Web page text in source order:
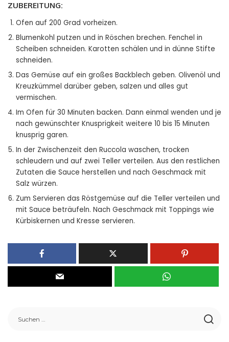
ZUBEREITUNG:
Ofen auf 200 Grad vorheizen.
Blumenkohl putzen und in Röschen brechen. Fenchel in
Scheiben schneiden. Karotten schälen und in dünne Stifte
schneiden.
Das Gemüse auf ein großes Backblech geben. Olivenöl und
Kreuzkümmel darüber geben, salzen und alles gut
vermischen.
Im Ofen für 30 Minuten backen. Dann einmal wenden und je
nach gewünschter Knusprigkeit weitere 10 bis 15 Minuten
knusprig garen.
In der Zwischenzeit den Ruccola waschen, trocken
schleudern und auf zwei Teller verteilen. Aus den restlichen
Zutaten die Sauce herstellen und nach Geschmack mit
Salz würzen.
Zum Servieren das Röstgemüse auf die Teller verteilen und
mit Sauce beträufeln. Nach Geschmack mit Toppings wie
Kürbiskernen und Kresse servieren.